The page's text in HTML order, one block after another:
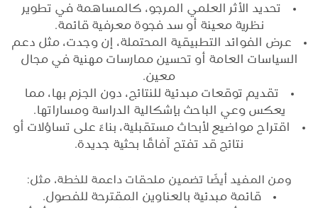
تحديد الأثر العلمي المرجو، كالمساهمة في تطوير
نظرية معينة أو سد فجوة معرفية قائمة.
عرض الفوائد التطبيقية المحتملة، إن وجدت، مثل دعم
السياسات العامة أو تحسين ممارسات مهنية في مجال
معين.
تقديم توقعات مبدئية للنتائج، دون الجزم بها، مما
يعكس وعي الباحث بإشكالية الدراسة ومساراتها.
اقتراح مواضيع لأبحاث مستقبلية، بناءً على تساؤلات أو
نتائج قد تفتح آفاقًا بحثية جديدة.
ومن المفيد أيضًا تضمين ملحقات داعمة للخطة، مثل:
قائمة مبدئية بالعناوين المقترحة للفصول.